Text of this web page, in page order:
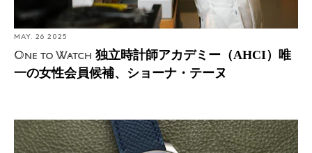
MAY. 26 2025
One to Watch 独立時計師アカデミー（AHCI）唯
一の女性会員候補、ショーナ・テーヌ
若き時計師ハゼマン＆モナンが挑むふたつの美意識、ひ
とつのモデル、ひとつのブランド